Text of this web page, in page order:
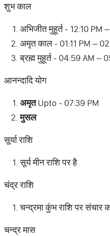
शुभ काल
अभिजीत मुहूर्त - 12:10 PM
अमृत काल - 01:11 PM –
ब्रह्म मुहूर्त - 04:59 AM –
आनन्दादि योग
अमृतUpto - 07:39 PM
मुसल
सूर्या राशि
सूर्य मीन राशि पर है
चंद्र राशि
चन्द्रमा कुंभ राशि पर संचार
चन्द्र मास